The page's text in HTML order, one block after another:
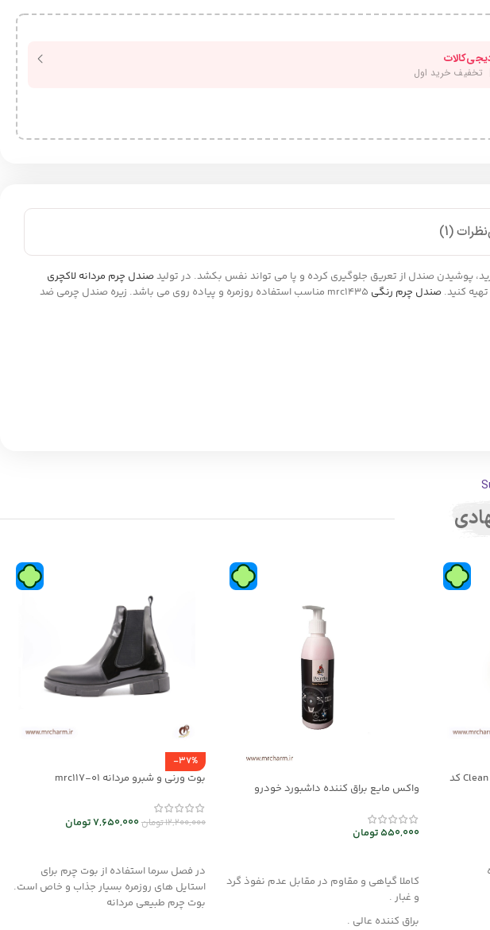
نظرات (1)
پوشیدن صندل از تعریق جلوگیری کرده و پا می تواند نفس بکشد. در تولیدصندل چرم مردانه لاکچری
صندل چرم رنگی
mrc1435 مناسب استفاده روزمره و پیاده روی می باشد. زیره صندل چرمی ضد
کرم مراقبت از کفش چرم Clean & Shine کد
واکس مایع براق کننده داشبورد خودرو
550,000تومان
کاملا گیاهی و مقاوم در مقابل عدم نفوذ گرد
و غبار .
براق کننده عالی .
-37%
بوت ورنی و شبرو مردانه mrc117-01
12,200,000تومان7,650,000تومان
در فصل سرما استفاده از بوت چرم برای
استایل های روزمره بسیار جذاب و خاص است.
بوت چرم طبیعی مردانه